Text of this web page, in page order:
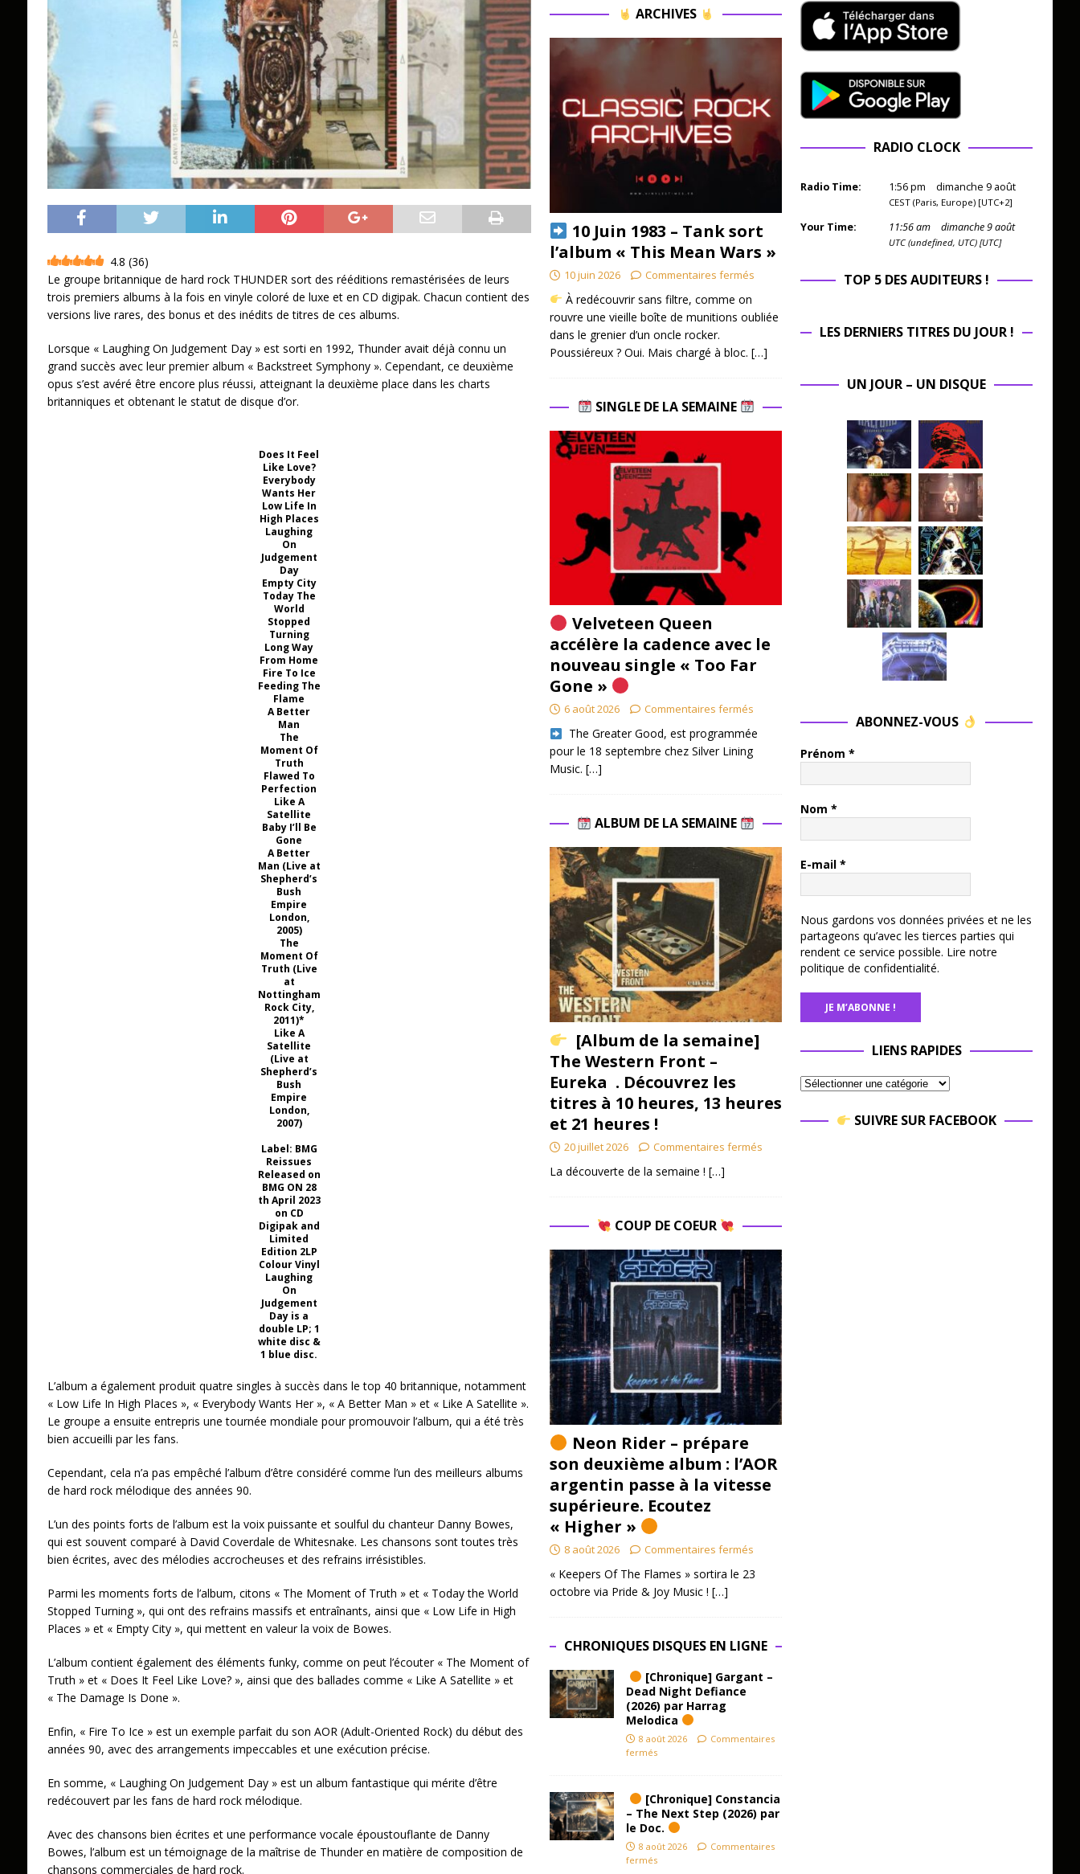
4.8 (36)
Le groupe britannique de hard rock THUNDER sort des rééditions remastérisées de leurs
trois premiers albums à la fois en vinyle coloré de luxe et en CD digipak. Chacun contient des
versions live rares, des bonus et des inédits de titres de ces albums.
Lorsque « Laughing On Judgement Day » est sorti en 1992, Thunder avait déjà connu un
grand succès avec leur premier album « Backstreet Symphony ». Cependant, ce deuxième
opus s’est avéré être encore plus réussi, atteignant la deuxième place dans les charts
britanniques et obtenant le statut de disque d’or.
Does It Feel
Like Love?
Everybody
Wants Her
Low Life In
High Places
Laughing
On
Judgement
Day
Empty City
Today The
World
Stopped
Turning
Long Way
From Home
Fire To Ice
Feeding The
Flame
A Better
Man
The
Moment Of
Truth
Flawed To
Perfection
Like A
Satellite
Baby I’ll Be
Gone
A Better
Man (Live at
Shepherd’s
Bush
Empire
London,
2005)
The
Moment Of
Truth (Live
at
Nottingham
Rock City,
2011)*
Like A
Satellite
(Live at
Shepherd’s
Bush
Empire
London,
2007)
Label: BMG
Reissues
Released on
BMG ON 28
th April 2023
on CD
Digipak and
Limited
Edition 2LP
Colour Vinyl
Laughing
On
Judgement
Day is a
double LP; 1
white disc &
1 blue disc.
L’album a également produit quatre singles à succès dans le top 40 britannique, notamment
« Low Life In High Places », « Everybody Wants Her », « A Better Man » et « Like A Satellite ».
Le groupe a ensuite entrepris une tournée mondiale pour promouvoir l’album, qui a été très
bien accueilli par les fans.
Cependant, cela n’a pas empêché l’album d’être considéré comme l’un des meilleurs albums
de hard rock mélodique des années 90.
L’un des points forts de l’album est la voix puissante et soulful du chanteur Danny Bowes,
qui est souvent comparé à David Coverdale de Whitesnake. Les chansons sont toutes très
bien écrites, avec des mélodies accrocheuses et des refrains irrésistibles.
Parmi les moments forts de l’album, citons « The Moment of Truth » et « Today the World
Stopped Turning », qui ont des refrains massifs et entraînants, ainsi que « Low Life in High
Places » et « Empty City », qui mettent en valeur la voix de Bowes.
L’album contient également des éléments funky, comme on peut l’écouter « The Moment of
Truth » et « Does It Feel Like Love? », ainsi que des ballades comme « Like A Satellite » et
« The Damage Is Done ».
Enfin, « Fire To Ice » est un exemple parfait du son AOR (Adult-Oriented Rock) du début des
années 90, avec des arrangements impeccables et une exécution précise.
En somme, « Laughing On Judgement Day » est un album fantastique qui mérite d’être
redécouvert par les fans de hard rock mélodique.
Avec des chansons bien écrites et une performance vocale époustouflante de Danny
Bowes, l’album est un témoignage de la maîtrise de Thunder en matière de composition de
chansons commerciales de hard rock.
ARCHIVES
10 Juin 1983 – Tank sort
l’album « This Mean Wars »
10 juin 2026 Commentaires fermés
À redécouvrir sans filtre, comme on
rouvre une vieille boîte de munitions oubliée
dans le grenier d’un oncle rocker.
Poussiéreux ? Oui. Mais chargé à bloc. […]
SINGLE DE LA SEMAINE
Velveteen Queen
accélère la cadence avec le
nouveau single « Too Far
Gone »
6 août 2026 Commentaires fermés
​ The Greater Good, est programmée
pour le 18 septembre chez Silver Lining
Music. […]
ALBUM DE LA SEMAINE
[Album de la semaine]
The Western Front –
Eureka . Découvrez les
titres à 10 heures, 13 heures
et 21 heures !
20 juillet 2026 Commentaires fermés
La découverte de la semaine ! […]
COUP DE COEUR
Neon Rider – prépare
son deuxième album : l’AOR
argentin passe à la vitesse
supérieure. Ecoutez
« Higher »
8 août 2026 Commentaires fermés
« Keepers Of The Flames » sortira le 23
octobre via Pride & Joy Music ! […]
CHRONIQUES DISQUES EN LIGNE
[Chronique] Gargant –
Dead Night Defiance
(2026) par Harrag
Melodica
8 août 2026
Commentaires
fermés
[Chronique] Constancia
– The Next Step (2026) par
le Doc.
8 août 2026
Commentaires
fermés
RADIO CLOCK
Radio Time: 1:56pm dimanche 9 août
CEST (Paris, Europe) [UTC+2]
Your Time: 11:56am dimanche 9 août
UTC (undefined, UTC) [UTC]
TOP 5 DES AUDITEURS !
LES DERNIERS TITRES DU JOUR !
UN JOUR – UN DISQUE
ABONNEZ-VOUS
Prénom *
Nom *
E-mail *
Nous gardons vos données privées et ne les
partageons qu’avec les tierces parties qui
rendent ce service possible. Lire notre
politique de confidentialité.
LIENS RAPIDES
SUIVRE SUR FACEBOOK